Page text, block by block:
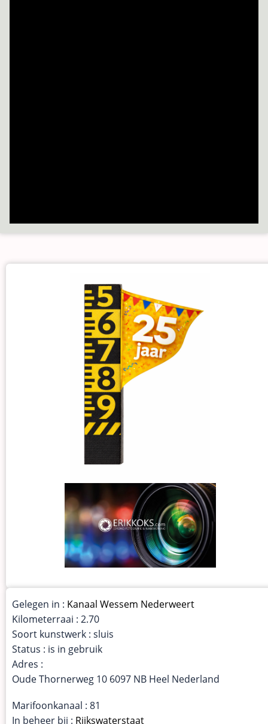
Gelegen in : Kanaal Wessem Nederweert
Kilometerraai : 2.70
Soort kunstwerk : sluis
Status : is in gebruik
Adres :
Oude Thornerweg 10 6097 NB Heel Nederland
Marifoonkanaal : 81
In beheer bij : Rijkswaterstaat